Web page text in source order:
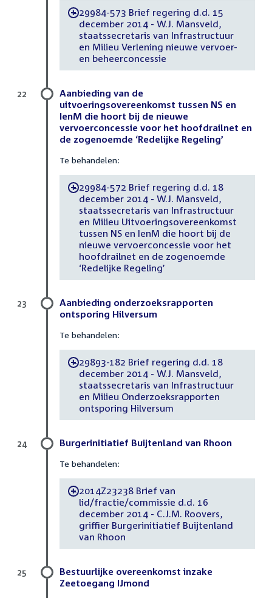
-29984-573 Brief regering d.d. 15
december 2014 - W.J. Mansveld,
staatssecretaris van Infrastructuur
en Milieu Verlening nieuwe vervoer-
en beheerconcessie
Aanbieding van de
uitvoeringsovereenkomst tussen NS en
IenM die hoort bij de nieuwe
vervoerconcessie voor het hoofdrailnet en
de zogenoemde ‘Redelijke Regeling’
Te behandelen:
-29984-572 Brief regering d.d. 18
december 2014 - W.J. Mansveld,
staatssecretaris van Infrastructuur
en Milieu Uitvoeringsovereenkomst
tussen NS en IenM die hoort bij de
nieuwe vervoerconcessie voor het
hoofdrailnet en de zogenoemde
‘Redelijke Regeling’
22
Aanbieding onderzoeksrapporten
ontsporing Hilversum
Te behandelen:
-29893-182 Brief regering d.d. 18
december 2014 - W.J. Mansveld,
staatssecretaris van Infrastructuur
en Milieu Onderzoeksrapporten
ontsporing Hilversum
23
Burgerinitiatief Buijtenland van Rhoon
Te behandelen:
-2014Z23238 Brief van
lid/fractie/commissie d.d. 16
december 2014 - C.J.M. Roovers,
griffier Burgerinitiatief Buijtenland
van Rhoon
24
Bestuurlijke overeenkomst inzake
Zeetoegang IJmond
25